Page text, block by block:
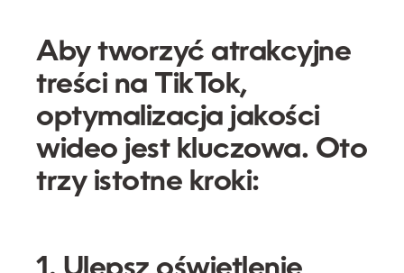
Aby tworzyć atrakcyjne
treści na TikTok,
optymalizacja jakości
wideo jest kluczowa. Oto
trzy istotne kroki: